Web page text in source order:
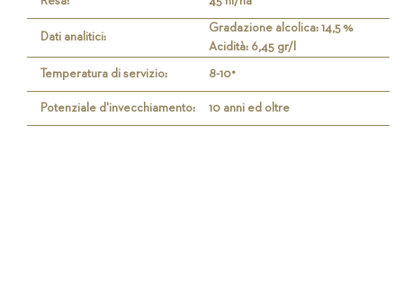
Dati analitici:
Gradazione alcolica: 14,5 %
Acidità: 6,45 gr/l
Temperatura di servizio: 8-10°
Potenziale d'invecchiamento: 10 anni ed oltre